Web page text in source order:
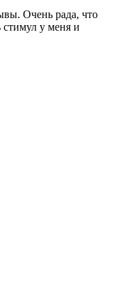
Очень рада, что
стимул у меня и